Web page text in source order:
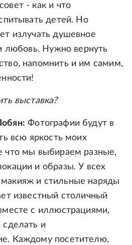
- как и что
детей. Но
излучать душевное
любовь. Нужно вернуть
напомнить и им самим,
выставка?
Фотографии будут в
всю яркость моих
что мы выбираем разные,
и образы. У всех
и стильные наряды
известный столичный
с иллюстрациями,
сделать и
Каждому посетителю,